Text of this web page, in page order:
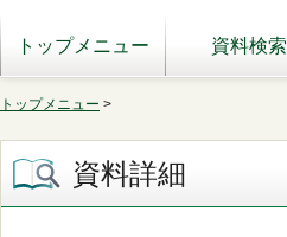
トップメニュー 資料検索
トップメニュー >
資料詳細